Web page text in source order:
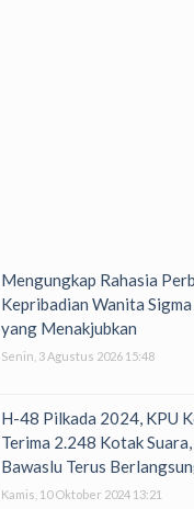
Mengungkap Rahasia
Kepribadian Wanita
yang Menakjubkan
Senin, 3 Agustus 2026 15:48
H-48 Pilkada 2024, KPU
Terima 2.248 Kotak
Bawaslu Terus
Kamis, 10 Oktober 2024 13:21